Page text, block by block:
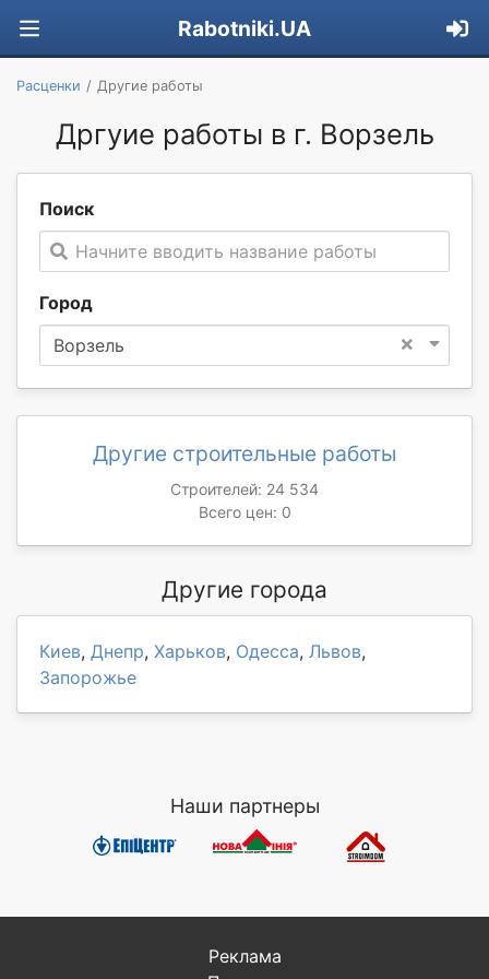
Rabotniki.UA
Расценки Другие работы
Дргуие работы в г. Ворзель
Поиск
Начните вводить название работы
Город
×
Ворзель
Другие строительные работы
Строителей: 24 534
Всего цен: 0
Другие города
Киев, Днепр, Харьков, Одесса, Львов,
Запорожье
Наши партнеры
Реклама